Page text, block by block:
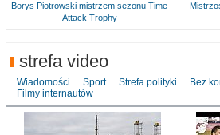
Borys Piotrowski mistrzem sezonu Time
Attack Trophy
strefa video
Wiadomości Sport Strefa polityki
Bez
Filmy internautów